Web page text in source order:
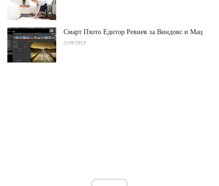
Смарт Пхото Едитор Ревиев за Виндовс и Мац
СОФТВЕР